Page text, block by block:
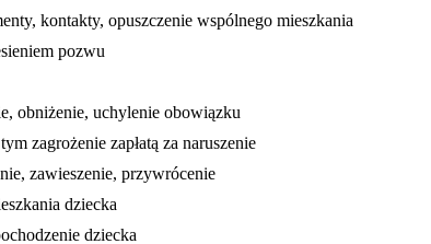
kontakty, opuszczenie wspólnego mieszkania
pozwu
obniżenie, uchylenie obowiązku
zagrożenie zapłatą za naruszenie
zawieszenie, przywrócenie
dziecka
dziecka